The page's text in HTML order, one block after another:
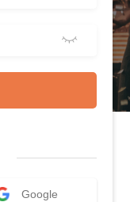
Google